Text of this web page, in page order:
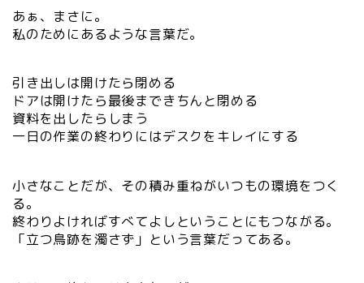
あぁ、まさに。
私のためにあるような言葉だ。
引き出しは開けたら閉める
ドアは開けたら最後まできちんと閉める
資料を出したらしまう
一日の作業の終わりにはデスクをキレイにする
小さなことだが、その積み重ねがいつもの環境をつく
る。
終わりよければすべてよしということにもつながる。
「立つ鳥跡を濁さず」という言葉だってある。